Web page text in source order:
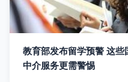
教育部发布留学预警 这
中介服务更需警惕